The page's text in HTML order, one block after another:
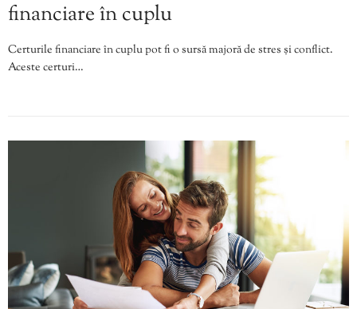
financiare în cuplu
Certurile financiare în cuplu pot fi o sursă majoră de stres și conflict.
Aceste certuri…